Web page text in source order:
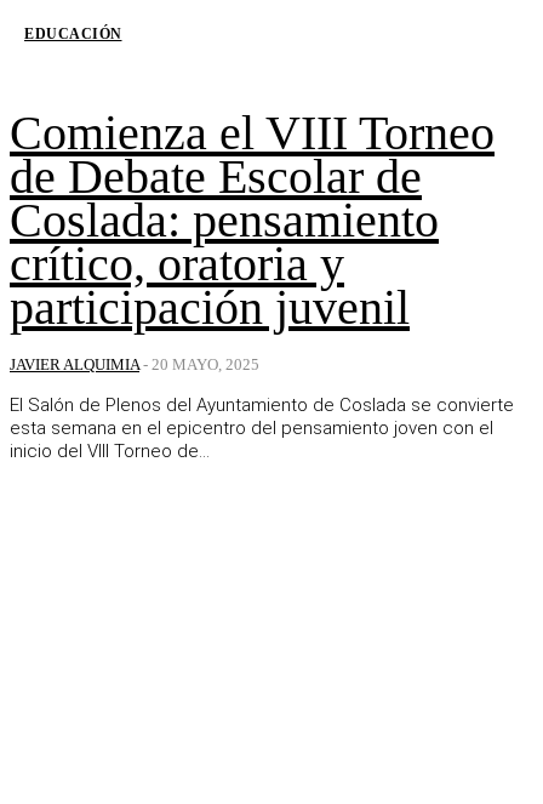
EDUCACIÓN
Comienza el VIII Torneo
de Debate Escolar de
Coslada: pensamiento
crítico, oratoria y
participación juvenil
JAVIER ALQUIMIA - 20 MAYO, 2025
El Salón de Plenos del Ayuntamiento de Coslada se convierte
esta semana en el epicentro del pensamiento joven con el
inicio del VIII Torneo de...